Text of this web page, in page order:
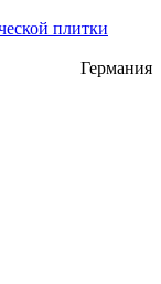
Германия